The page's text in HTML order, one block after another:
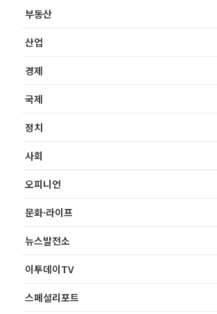
부동산
산업
경제
국제
정치
사회
오피니언
문화·라이프
뉴스발전소
이투데이TV
스페셜리포트